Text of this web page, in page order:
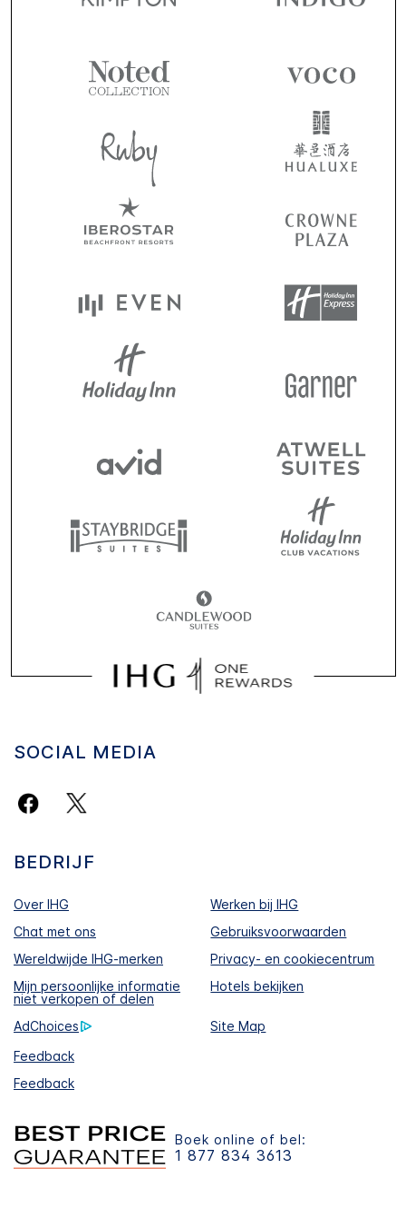
SOCIAL MEDIA
BEDRIJF
Over IHG
Werken bij IHG
Chat met ons
Gebruiksvoorwaarden
Wereldwijde IHG-merken
Privacy- en cookiecentrum
Mijn persoonlijke informatie
niet verkopen of delen
Hotels bekijken
AdChoices
Site Map
Feedback
Feedback
Boek online of bel:
1 877 834 3613